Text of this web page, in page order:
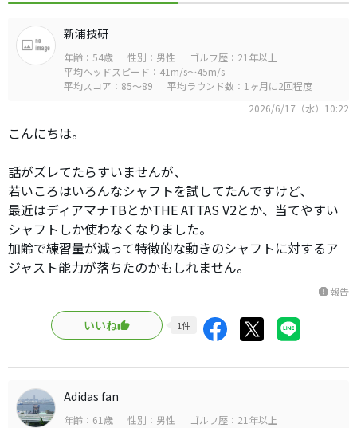
新浦技研
年齢：54歳 性別：男性
ゴルフ歴：21年以上
平均ヘッドスピード：41m/s～45m/s
平均スコア：85～89
平均ラウンド数：1ヶ月に2回程度
2026/6/17（水）10:22
こんにちは。
話がズレてたらすいませんが、
若いころはいろんなシャフトを試してたんですけど、
最近はディアマナTBとかTHE ATTAS V2とか、当てやすい
シャフトしか使わなくなりました。
加齢で練習量が減って特徴的な動きのシャフトに対するア
ジャスト能力が落ちたのかもしれません。
report報告
いいね 1件
Adidas fan
年齢：61歳 性別：男性
ゴルフ歴：21年以上